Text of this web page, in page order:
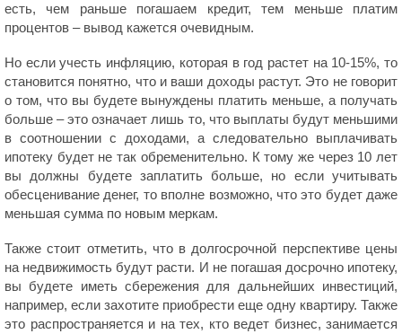
есть, чем раньше погашаем кредит, тем меньше платим
процентов – вывод кажется очевидным.
Но если учесть инфляцию, которая в год растет на 10-15%, то
становится понятно, что и ваши доходы растут. Это не говорит
о том, что вы будете вынуждены платить меньше, а получать
больше – это означает лишь то, что выплаты будут меньшими
в соотношении с доходами, а следовательно выплачивать
ипотеку будет не так обременительно. К тому же через 10 лет
вы должны будете заплатить больше, но если учитывать
обесценивание денег, то вполне возможно, что это будет даже
меньшая сумма по новым меркам.
Также стоит отметить, что в долгосрочной перспективе цены
на недвижимость будут расти. И не погашая досрочно ипотеку,
вы будете иметь сбережения для дальнейших инвестиций,
например, если захотите приобрести еще одну квартиру. Также
это распространяется и на тех, кто ведет бизнес, занимается